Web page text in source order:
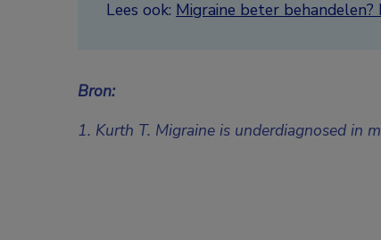
Lees ook: Migraine beter
Bron:
1. Kurth T. Migraine is underdiagnosed in